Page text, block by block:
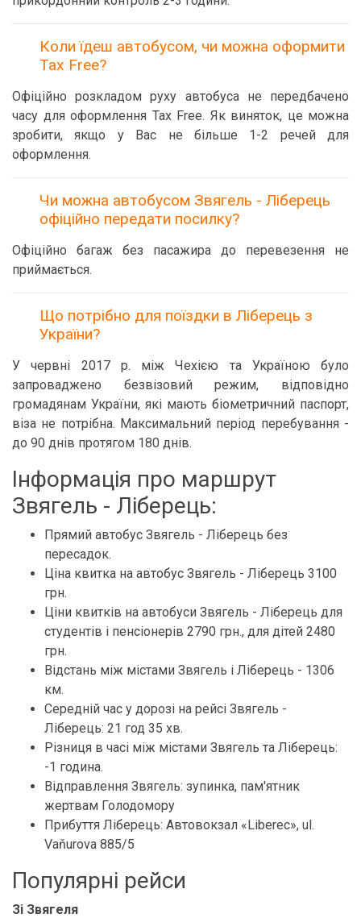
Коли їдеш автобусом, чи можна оформити
Tax Free?
Офіційно розкладом руху автобуса не передбачено
часу для оформлення Tax Free. Як виняток, це можна
зробити, якщо у Вас не більше 1-2 речей для
оформлення.
Чи можна автобусом Звягель - Ліберець
офіційно передати посилку?
Офіційно багаж без пасажира до перевезення не
приймається.
Що потрібно для поїздки в Ліберець з
України?
У червні 2017 р. між Чехією та Україною було
запроваджено безвізовий режим, відповідно
громадянам України, які мають біометричний паспорт,
віза не потрібна. Максимальний період перебування -
до 90 днів протягом 180 днів.
Інформація про маршрут
Звягель - Ліберець:
Прямий автобус Звягель - Ліберець без
пересадок.
Ціна квитка на автобус Звягель - Ліберець 3100
грн.
Ціни квитків на автобуси Звягель - Ліберець для
студентів і пенсіонерів 2790 грн., для дітей 2480
грн.
Відстань між містами Звягель і Ліберець - 1306
км.
Середній час у дорозі на рейсі Звягель -
Ліберець: 21 год 35 хв.
Різниця в часі між містами Звягель та Ліберець:
-1 година.
Відправлення Звягель: зупинка, пам'ятник
жертвам Голодомору
Прибуття Ліберець: Автовокзал «Liberec», ul.
Vaňurova 885/5
Популярні рейси
Зі Звягеля